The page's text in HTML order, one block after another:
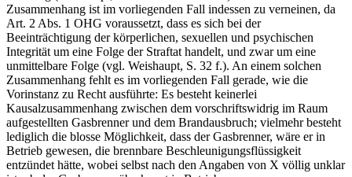
Zusammenhang ist im vorliegenden Fall indessen zu verneinen, da
Art. 2 Abs. 1 OHG voraussetzt, dass es sich bei der
Beeinträchtigung der körperlichen, sexuellen und psychischen
Integrität um eine Folge der Straftat handelt, und zwar um eine
unmittelbare Folge (vgl. Weishaupt, S. 32 f.). An einem solchen
Zusammenhang fehlt es im vorliegenden Fall gerade, wie die
Vorinstanz zu Recht ausführte: Es besteht keinerlei
Kausalzusammenhang zwischen dem vorschriftswidrig im Raum
aufgestellten Gasbrenner und dem Brandausbruch; vielmehr besteht
lediglich die blosse Möglichkeit, dass der Gasbrenner, wäre er in
Betrieb gewesen, die brennbare Beschleunigungsflüssigkeit
entzündet hätte, wobei selbst nach den Angaben von X völlig unklar